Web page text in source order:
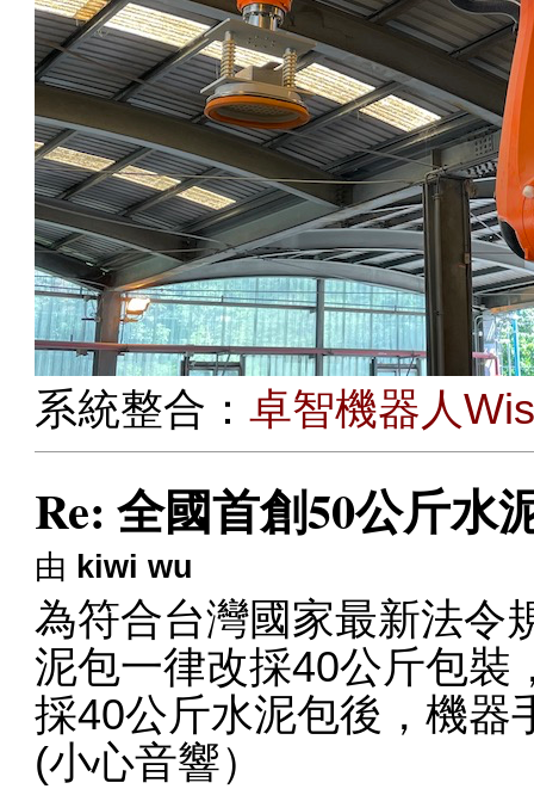
系統整合：卓智機器人
Re: 全國首創50公斤水
由 kiwi wu
為符合台灣國家最新法令
泥包一律改採40公斤包裝
採40公斤水泥包後，機器
(小心音響）